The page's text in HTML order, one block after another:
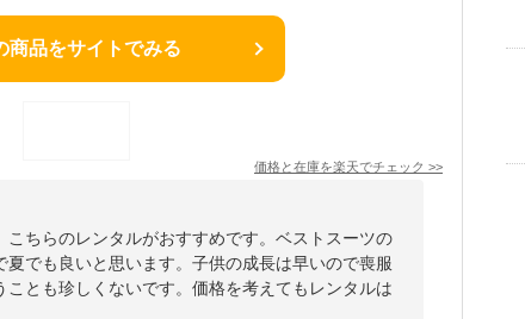
商品をサイトでみる
価格と在庫を楽天でチェック >>
ちらのレンタルがおすすめです。ベストスーツの
でも良いと思います。子供の成長は早いので喪服
とも珍しくないです。価格を考えてもレンタルは